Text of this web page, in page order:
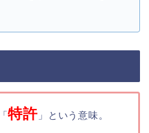
特許 」という意味。